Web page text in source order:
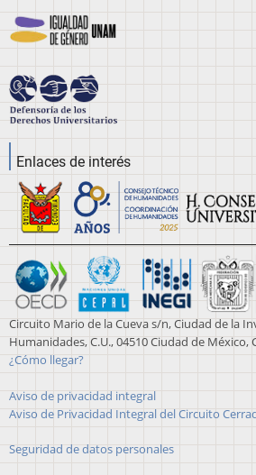
Enlaces de interés
Circuito Mario de la Cueva s/n, Ciudad de la
Humanidades, C.U., 04510 Ciudad de México,
¿Cómo llegar?
Aviso de privacidad integral
Aviso de Privacidad Integral del Circuito
Seguridad de datos personales